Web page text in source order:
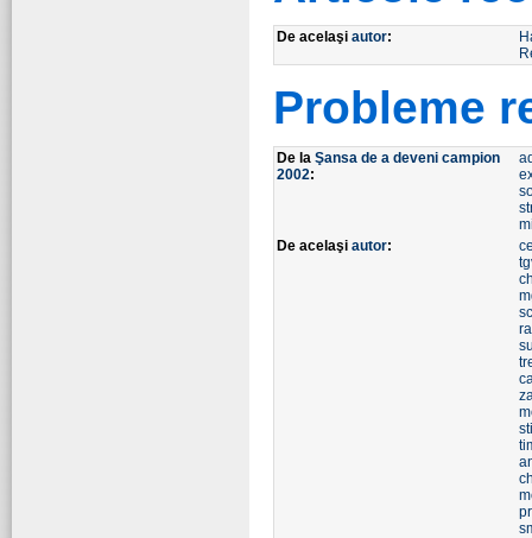
De acelaşi autor:
Probleme
De la Şansa de a deveni campion
2002:
De acelaşi autor: